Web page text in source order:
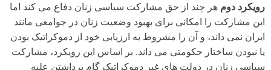
رویکرد دوم هر چند از حق مشارکت سیاسی زنان دفاع می کند اما
این مشارکت را امکانی برای بهبود وضعیت زنان در جوامعی مانند
ایران نمی داند، و آن را مشروط به ارزیابی خود از دموکراتیک بودن
یا نبودن ساختار حکومتی می داند. بر اساس این رویکرد، مشارکت
سیاسی زنان در دولت های غیر دموکراتیک گام برداشتن علیه